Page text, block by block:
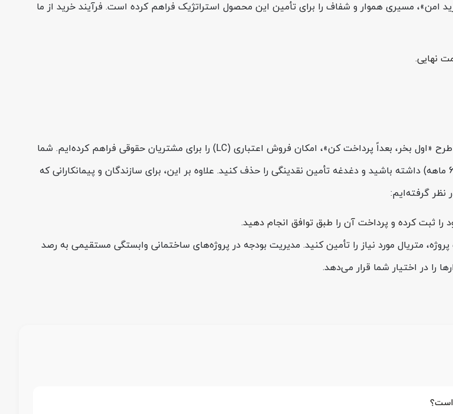
امن»، مسیری هموار و شفاف را برای تأمین این محصول استراتژیک فراهم کرده است. فرآیند خرید از ما
اما آنچه فولادسل را متمایز می‌کند، درک چالش نقدینگی در پروژه‌هاست. ما با ارائه طرح «اول بخر، بعداً پرداخت کن»، امکان فروش اعتباری (LC) را برای مشتریان حقوقی فراهم کرده‌ایم. شما
می‌توانید با گشایش اعتبار اسنادی ریالی نزد بانک‌های عامل، خریدی مدت‌دار (1 تا 6 ماهه) داشته باشید و دغدغه تأمین نقدینگی را حذف کنید. علاوه بر این، برای سازندگان و پیمانکارانی که
نظر گرفته‌ایم:
ثبت کرده و پرداخت آن را طبق توافق انجام دهید.
متریال مورد نیاز را تأمین کنید. مدیریت بودجه در پروژه‌های ساختمانی وابستگی مستقیمی به رصد
را در اختیار شما قرار می‌دهد.